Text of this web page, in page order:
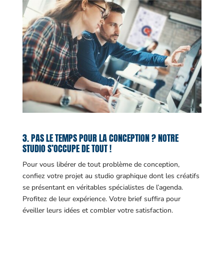
3. PAS LE TEMPS POUR LA CONCEPTION ? NOTRE
STUDIO S’OCCUPE DE TOUT !
Pour vous libérer de tout problème de conception,
confiez votre projet au studio graphique dont les créatifs
se présentant en véritables spécialistes de l’agenda.
Profitez de leur expérience. Votre brief suffira pour
éveiller leurs idées et combler votre satisfaction.